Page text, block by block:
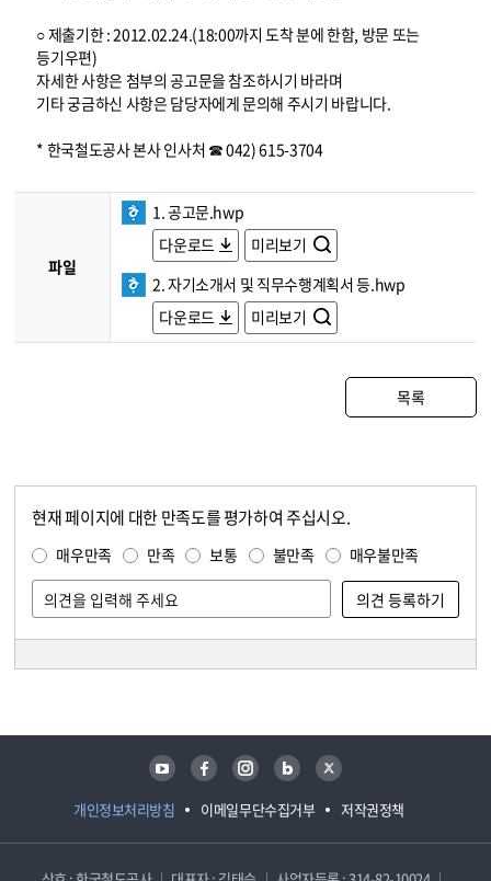
○ 제출기한 : 2012.02.24.(18:00까지 도착 분에 한함, 방문 또는
등기우편)
자세한 사항은 첨부의 공고문을 참조하시기 바라며
기타 궁금하신 사항은 담당자에게 문의해 주시기 바랍니다.
* 한국철도공사 본사 인사처 ☎ 042) 615-3704
파일
1. 공고문.hwp
다운로드
미리보기
2. 자기소개서 및 직무수행계획서 등.hwp
다운로드
미리보기
목록
현재 페이지에 대한 만족도를 평가하여 주십시오.
매우만족 만족 보통 불만족 매우불만족
개인정보처리방침 이메일무단수집거부 저작권정책
유튜브 페이스북 인스타그램 블로그 트위터